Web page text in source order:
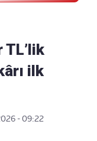
ilk
- 09:22